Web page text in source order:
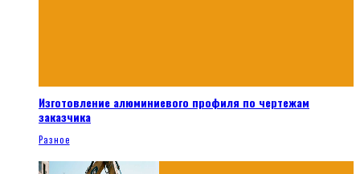
Изготовление алюминиевого профиля по чертежам
заказчика
Разное